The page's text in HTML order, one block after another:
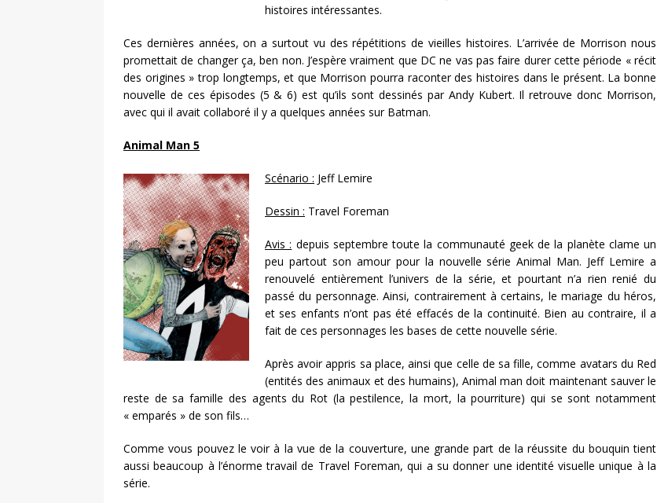
histoires intéressantes.
Ces dernières années, on a surtout vu des répétitions de vieilles histoires. L’arrivée de Morrison nous
promettait de changer ça, ben non. J’espère vraiment que DC ne vas pas faire durer cette période « récit
des origines » trop longtemps, et que Morrison pourra raconter des histoires dans le présent. La bonne
nouvelle de ces épisodes (5 & 6) est qu’ils sont dessinés par Andy Kubert. Il retrouve donc Morrison,
avec qui il avait collaboré il y a quelques années sur Batman.
Animal Man 5
Scénario : Jeff Lemire
Dessin : Travel Foreman
Avis : depuis septembre toute la communauté geek de la planète clame un
peu partout son amour pour la nouvelle série Animal Man. Jeff Lemire a
renouvelé entièrement l’univers de la série, et pourtant n’a rien renié du
passé du personnage. Ainsi, contrairement à certains, le mariage du héros,
et ses enfants n’ont pas été effacés de la continuité. Bien au contraire, il a
fait de ces personnages les bases de cette nouvelle série.
Après avoir appris sa place, ainsi que celle de sa fille, comme avatars du Red
(entités des animaux et des humains), Animal man doit maintenant sauver le
reste de sa famille des agents du Rot (la pestilence, la mort, la pourriture) qui se sont notamment
« emparés » de son fils…
Comme vous pouvez le voir à la vue de la couverture, une grande part de la réussite du bouquin tient
aussi beaucoup à l’énorme travail de Travel Foreman, qui a su donner une identité visuelle unique à la
série.